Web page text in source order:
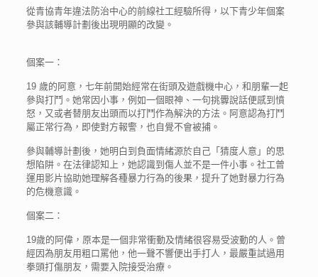
從青協青年違法防治中心的前線社工經驗所得，以下青少年個案
參與該輔導計劃後出現明顯的改變。
個案一：
19 歲的阿意，七年前開始經常在街頭及遊戲機中心，和朋輩一起
參與打鬥。她常因小事，例如一個眼神、一句挑釁說話便感到憤
怒，又或者替朋友出頭而以打鬥作為解決的方法。阿意認為打鬥
屬正常行為，即使對方報警，也自覺不會被捕。
參與輔導計劃後，她明白到負面情緒源於自己「猜度人意」的思
想陷阱。在法律認知上，她認識到傷人並不是一件小事。社工曾
運用影片協助她理解各種暴力行為的後果，提升了她對暴力行為
的危機意識。
個案二：
19歲的阿偉，原本是一個非常衝動及情緒很容易受波動的人。曾
經因為朋友用粗口罵他，他一聲不響便出手打人，最嚴重試過用
拳頭打傷朋友，需要入院接受治療。